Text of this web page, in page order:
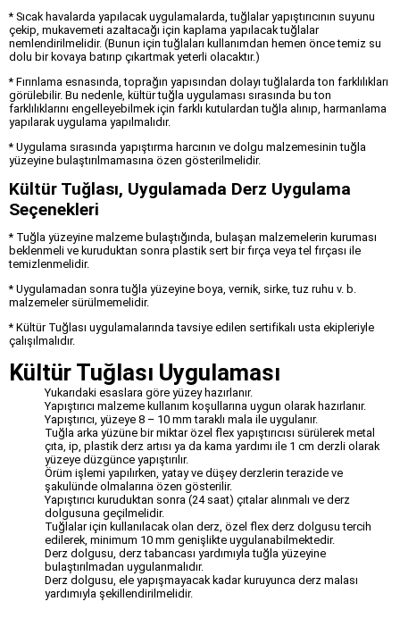
* Sıcak havalarda yapılacak uygulamalarda, tuğlalar yapıştırıcının suyunu
çekip, mukavemeti azaltacağı için kaplama yapılacak tuğlalar
nemlendirilmelidir. (Bunun için tuğlaları kullanımdan hemen önce temiz su
dolu bir kovaya batırıp çıkartmak yeterli olacaktır.)
* Fırınlama esnasında, toprağın yapısından dolayı tuğlalarda ton farklılıkları
görülebilir. Bu nedenle, kültür tuğla uygulaması sırasında bu ton
farklılıklarını engelleyebilmek için farklı kutulardan tuğla alınıp, harmanlama
yapılarak uygulama yapılmalıdır.
* Uygulama sırasında yapıştırma harcının ve dolgu malzemesinin tuğla
yüzeyine bulaştırılmamasına özen gösterilmelidir.
Kültür Tuğlası, Uygulamada Derz Uygulama
Seçenekleri
* Tuğla yüzeyine malzeme bulaştığında, bulaşan malzemelerin kuruması
beklenmeli ve kuruduktan sonra plastik sert bir fırça veya tel fırçası ile
temizlenmelidir.
* Uygulamadan sonra tuğla yüzeyine boya, vernik, sirke, tuz ruhu v. b.
malzemeler sürülmemelidir.
* Kültür Tuğlası uygulamalarında tavsiye edilen sertifikalı usta ekipleriyle
çalışılmalıdır.
Kültür Tuğlası Uygulaması
Yukarıdaki esaslara göre yüzey hazırlanır.
Yapıştırıcı malzeme kullanım koşullarına uygun olarak hazırlanır.
Yapıştırıcı, yüzeye 8 – 10 mm taraklı mala ile uygulanır.
Tuğla arka yüzüne bir miktar özel flex yapıştırıcısı sürülerek metal
çıta, ip, plastik derz artısı ya da kama yardımı ile 1 cm derzli olarak
yüzeye düzgünce yapıştırılır.
Örüm işlemi yapılırken, yatay ve düşey derzlerin terazide ve
şakulünde olmalarına özen gösterilir.
Yapıştırıcı kuruduktan sonra (24 saat) çıtalar alınmalı ve derz
dolgusuna geçilmelidir.
Tuğlalar için kullanılacak olan derz, özel flex derz dolgusu tercih
edilerek, minimum 10 mm genişlikte uygulanabilmektedir.
Derz dolgusu, derz tabancası yardımıyla tuğla yüzeyine
bulaştırılmadan uygulanmalıdır.
Derz dolgusu, ele yapışmayacak kadar kuruyunca derz malası
yardımıyla şekillendirilmelidir.